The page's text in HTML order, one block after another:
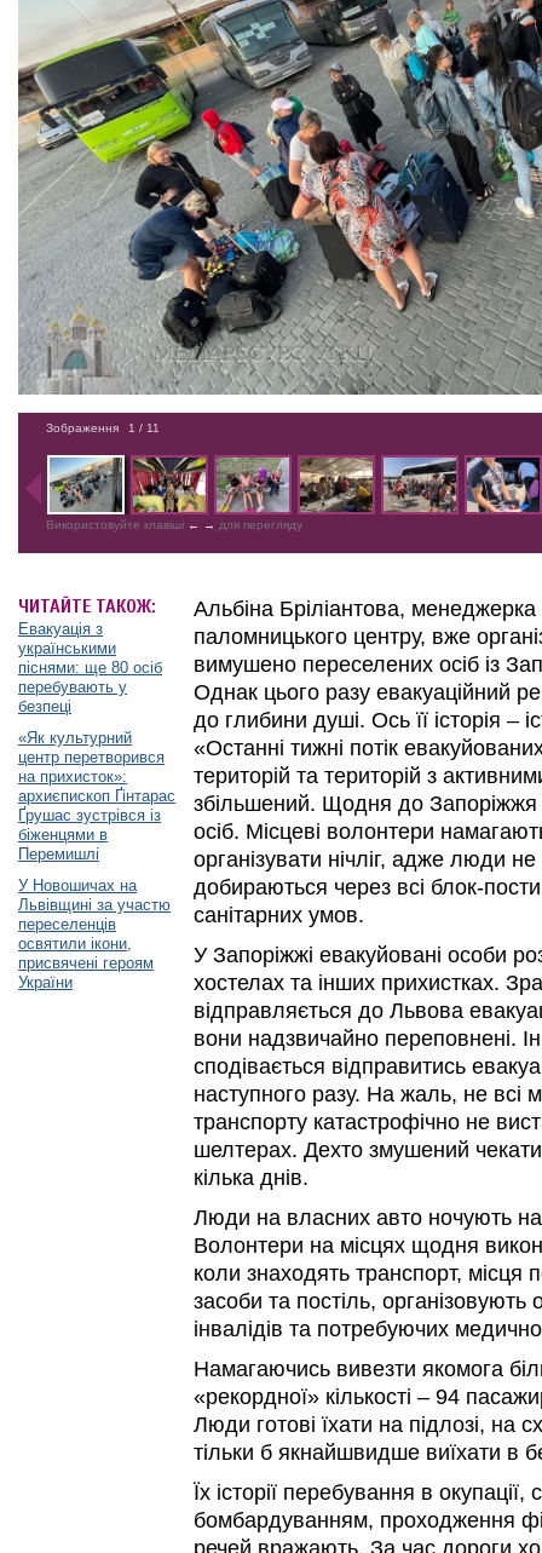
Зображення 1 / 11
Використовуйте клавіші ← → для перегляду
ЧИТАЙТЕ ТАКОЖ:
Евакуація з
українськими
піснями: ще 80 осіб
перебувають у
безпеці
«Як культурний
центр перетворився
на прихисток»:
архиєпископ Ґінтарас
Ґрушас зустрівся із
біженцями в
Перемишлі
У Новошичах на
Львівщині за участю
переселенців
освятили ікони,
присвячені героям
України
Альбіна Бріліантова,
паломницького центру, вже
вимушено переселених осіб із
Однак цього разу евакуаційний
до глибини душі. Ось її історія –
«Останні тижні потік
територій та територій з
збільшений. Щодня до Запоріжжя
осіб. Місцеві волонтери
організувати нічліг, адже люди
добираються через всі блок-
санітарних умов.
У Запоріжжі евакуйовані особи
хостелах та інших прихистках.
відправляється до Львова
вони надзвичайно переповнені.
сподівається відправитись
наступного разу. На жаль, не всі
транспорту катастрофічно не
шелтерах. Дехто змушений
кілька днів.
Люди на власних авто ночують
Волонтери на місцях щодня
коли знаходять транспорт, місця
засоби та постіль,
інвалідів та потребуючих
Намагаючись вивезти якомога
«рекордної» кількості – 94
Люди готові їхати на підлозі, на
тільки б якнайшвидше виїхати в
Їх історії перебування в
бомбардуванням, проходження